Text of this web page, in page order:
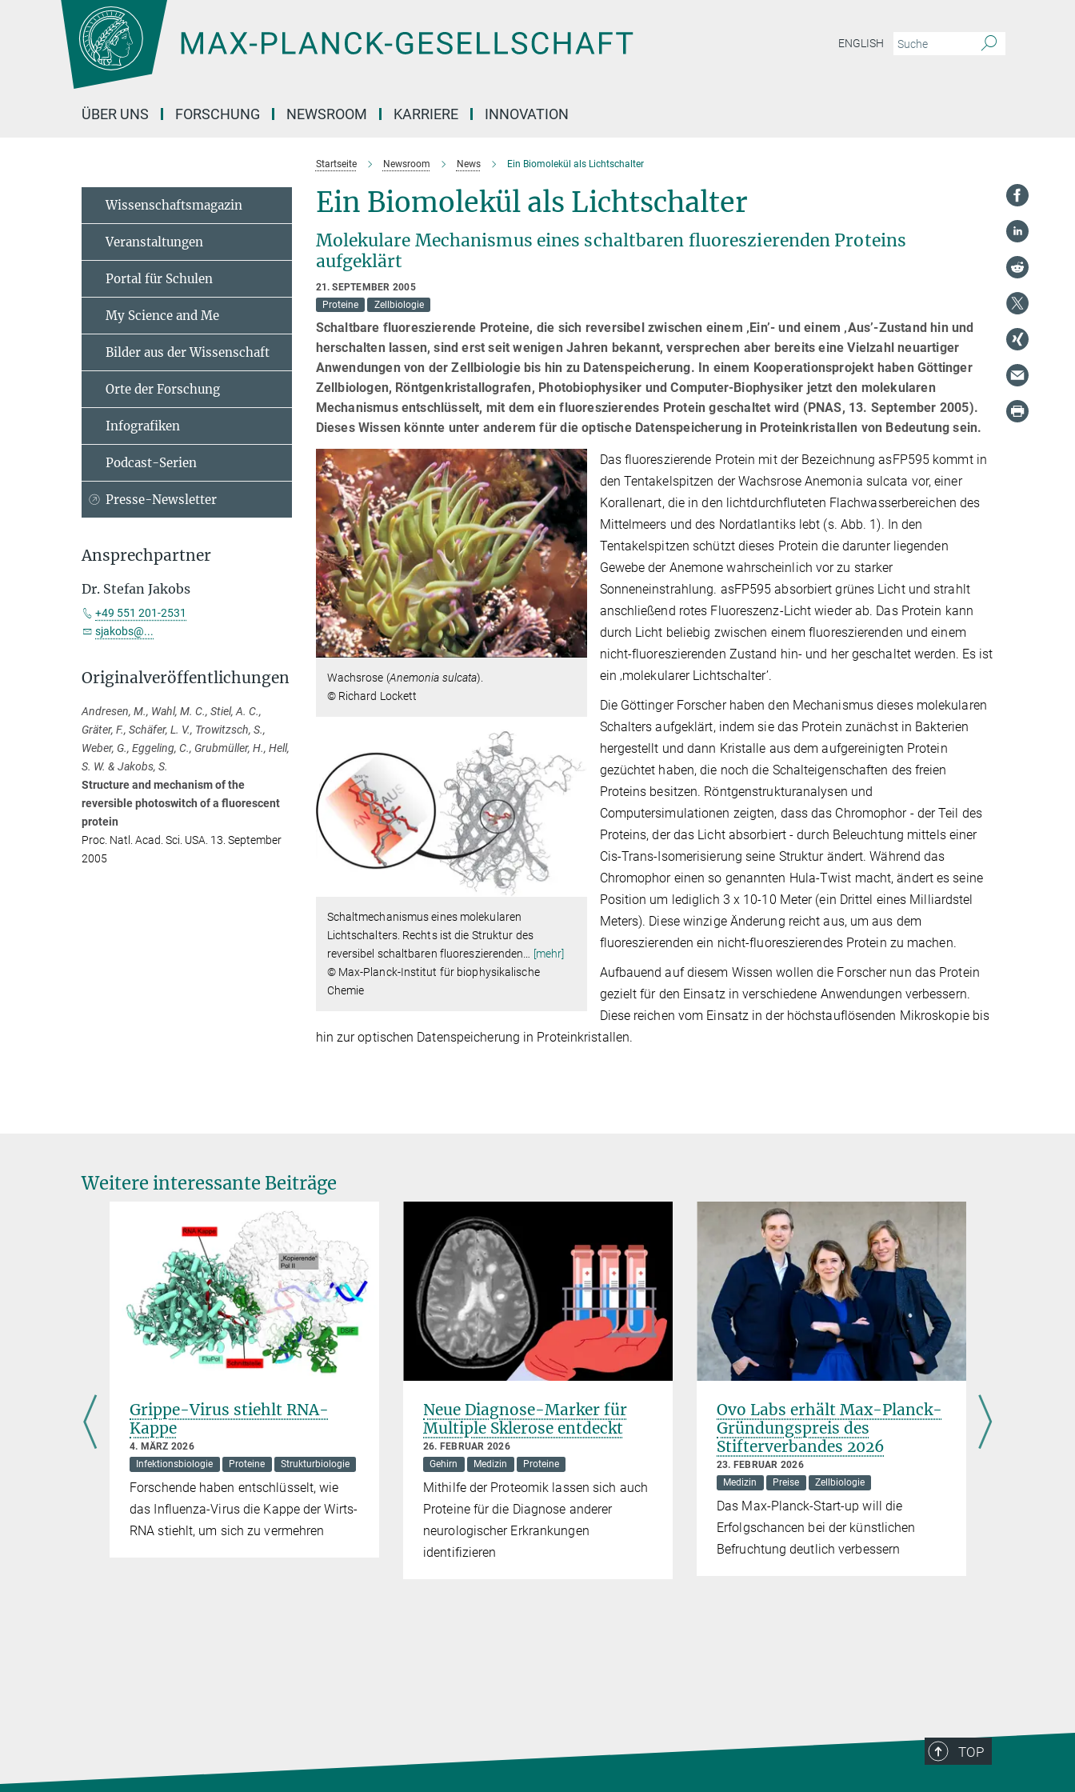
Hauptinhalt
ENGLISH
ÜBER UNS FORSCHUNG NEWSROOM KARRIERE INNOVATION
Startseite Newsroom News Ein Biomolekül als Lichtschalter
Ein Biomolekül als Lichtschalter
Molekulare Mechanismus eines schaltbaren fluoreszierenden Proteins
aufgeklärt
21. SEPTEMBER 2005
Proteine
Zellbiologie
Schaltbare fluoreszierende Proteine, die sich reversibel zwischen einem ‚Ein’- und einem ‚Aus’-Zustand hin und
herschalten lassen, sind erst seit wenigen Jahren bekannt, versprechen aber bereits eine Vielzahl neuartiger
Anwendungen von der Zellbiologie bis hin zu Datenspeicherung. In einem Kooperationsprojekt haben Göttinger
Zellbiologen, Röntgenkristallografen, Photobiophysiker und Computer-Biophysiker jetzt den molekularen
Mechanismus entschlüsselt, mit dem ein fluoreszierendes Protein geschaltet wird (PNAS, 13. September 2005).
Dieses Wissen könnte unter anderem für die optische Datenspeicherung in Proteinkristallen von Bedeutung sein.
Wachsrose (Anemonia sulcata).
© Richard Lockett
Das fluoreszierende Protein mit der Bezeichnung asFP595 kommt in
den Tentakelspitzen der Wachsrose Anemonia sulcata vor, einer
Korallenart, die in den lichtdurchfluteten Flachwasserbereichen des
Mittelmeers und des Nordatlantiks lebt (s. Abb. 1). In den
Tentakelspitzen schützt dieses Protein die darunter liegenden
Gewebe der Anemone wahrscheinlich vor zu starker
Sonneneinstrahlung. asFP595 absorbiert grünes Licht und strahlt
anschließend rotes Fluoreszenz-Licht wieder ab. Das Protein kann
durch Licht beliebig zwischen einem fluoreszierenden und einem
nicht-fluoreszierenden Zustand hin- und her geschaltet werden. Es ist
ein ‚molekularer Lichtschalter’.
Schaltmechanismus eines molekularen
Lichtschalters. Rechts ist die Struktur des
reversibel schaltbaren fluoreszierenden
[mehr]
© Max-Planck-Institut für biophysikalische
Chemie
Die Göttinger Forscher haben den Mechanismus dieses molekularen
Schalters aufgeklärt, indem sie das Protein zunächst in Bakterien
hergestellt und dann Kristalle aus dem aufgereinigten Protein
gezüchtet haben, die noch die Schalteigenschaften des freien
Proteins besitzen. Röntgenstrukturanalysen und
Computersimulationen zeigten, dass das Chromophor - der Teil des
Proteins, der das Licht absorbiert - durch Beleuchtung mittels einer
Cis-Trans-Isomerisierung seine Struktur ändert. Während das
Chromophor einen so genannten Hula-Twist macht, ändert es seine
Position um lediglich 3 x 10-10 Meter (ein Drittel eines Milliardstel
Meters). Diese winzige Änderung reicht aus, um aus dem
fluoreszierenden ein nicht-fluoreszierendes Protein zu machen.
Aufbauend auf diesem Wissen wollen die Forscher nun das Protein
gezielt für den Einsatz in verschiedene Anwendungen verbessern.
Diese reichen vom Einsatz in der höchstauflösenden Mikroskopie bis
hin zur optischen Datenspeicherung in Proteinkristallen.
Wissenschaftsmagazin
Veranstaltungen
Portal für Schulen
My Science and Me
Bilder aus der Wissenschaft
Orte der Forschung
Infografiken
Podcast-Serien
Presse-Newsletter
Ansprechpartner
Dr. Stefan Jakobs
+49 551 201-2531
sjakobs@...
Originalveröffentlichungen
Andresen, M., Wahl, M. C., Stiel, A. C.,
Gräter, F., Schäfer, L. V., Trowitzsch, S.,
Weber, G., Eggeling, C., Grubmüller, H., Hell,
S. W. & Jakobs, S.
Structure and mechanism of the
reversible photoswitch of a fluorescent
protein
Proc. Natl. Acad. Sci. USA. 13. September
2005
Weitere interessante Beiträge
Grippe-Virus stiehlt RNA-
Kappe
4. MÄRZ 2026
Infektionsbiologie
Proteine Strukturbiologie
Forschende haben entschlüsselt, wie
das Influenza-Virus die Kappe der Wirts-
RNA stiehlt, um sich zu vermehren
Neue Diagnose-Marker für
Multiple Sklerose entdeckt
26. FEBRUAR 2026
Gehirn
Medizin Proteine
Mithilfe der Proteomik lassen sich auch
Proteine für die Diagnose anderer
neurologischer Erkrankungen
identifizieren
Ovo Labs erhält Max-Planck-
Gründungspreis des
Stifterverbandes 2026
23. FEBRUAR 2026
Medizin
Preise Zellbiologie
Das Max-Planck-Start-up will die
Erfolgschancen bei der künstlichen
Befruchtung deutlich verbessern
TOP